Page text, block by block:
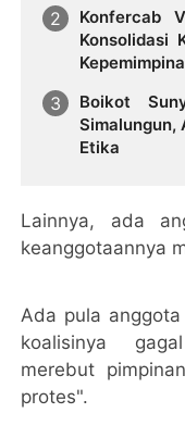
Konfercab
Konsolidasi
Boikot
Simalungun, Antara Disiplin, Politik, dan Krisis
Etika
Lainnya, ada
keanggotaannya
Ada pula
koalisinya
merebut
protes".